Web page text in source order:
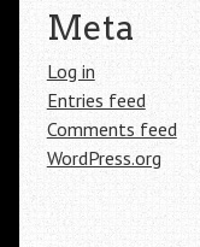
Meta
Log in
Entries feed
Comments feed
WordPress.org